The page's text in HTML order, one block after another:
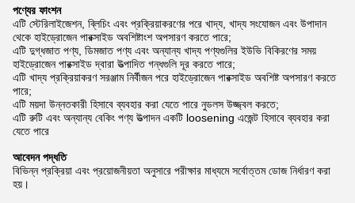
পণ্যের ফাংশন
এটি স্টেরিলাইজেশন, ব্লিচিং এবং প্রক্রিয়াকরণের পরে খাদ্য, খাদ্য সংযোজন এবং উপাদান
থেকে হাইড্রোজেন পারক্সাইড অবশিষ্টাংশ অপসারণ করতে পারে;
এটি দুগ্ধজাত পণ্য, ডিমজাত পণ্য এবং অন্যান্য খাদ্য পণ্যগুলির ইউভি বিকিরণের সময়
হাইড্রোজেন পারক্সাইড দ্বারা উত্পাদিত গন্ধগুলি দূর করতে পারে;
এটি খাদ্য প্রক্রিয়াকরণ সরঞ্জাম নির্বীজন পরে হাইড্রোজেন পারক্সাইড অবশিষ্ট অপসারণ করতে
পারে;
এটি ময়দা উন্নতকারী হিসাবে ব্যবহার করা যেতে পারে নুডলস উজ্জ্বল করতে;
এটি রুটি এবং অন্যান্য বেকিং পণ্য উত্পাদন একটি loosening এজেন্ট হিসাবে ব্যবহার করা
যেতে পারে
আবেদন পদ্ধতি
বিভিন্ন প্রক্রিয়া এবং প্রয়োজনীয়তা অনুসারে পরীক্ষার মাধ্যমে সর্বোত্তম ডোজ নির্ধারণ করা
হয়।